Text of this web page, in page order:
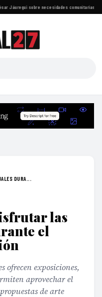
Jáuregui sobre necesidades comunitarias·
DURA...
las
el
ofrecen exposiciones,
aprovechar el
de arte